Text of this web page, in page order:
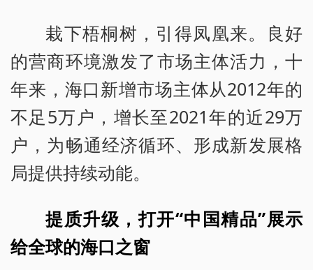
栽下梧桐树，引得凤凰来。良好
的营商环境激发了市场主体活力，十
年来，海口新增市场主体从2012年的
不足5万户，增长至2021年的近29万
户，为畅通经济循环、形成新发展格
局提供持续动能。
提质升级，打开“中国精品”展示
给全球的海口之窗